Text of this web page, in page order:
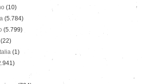
(10)
(5.784)
(5.799)
(22)
(1)